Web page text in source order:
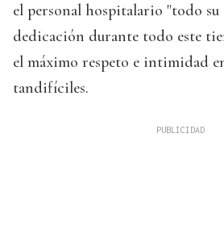
el personal hospitalario "todo
dedicación durante todo este
el máximo respeto e intimidad
tandifíciles.